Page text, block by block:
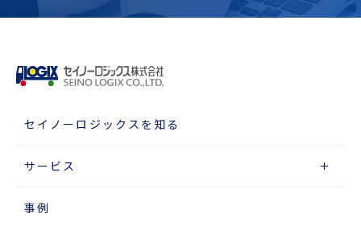
セイノーロジックスを知る
サービス
事例